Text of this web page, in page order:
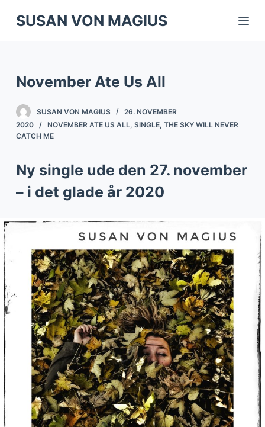
S
c
o
n
SUSAN VON MAGIUS
November Ate Us All
SUSAN VON MAGIUS
26. NOVEMBER
2020
NOVEMBER ATE US ALL, SINGLE, THE SKY WILL NEVER
CATCH ME
Ny single ude den 27. november
– i det glade år 2020